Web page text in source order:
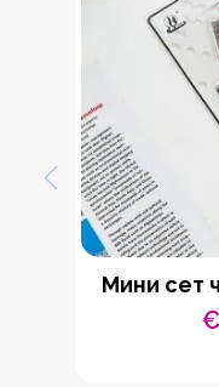
Мини сет
€